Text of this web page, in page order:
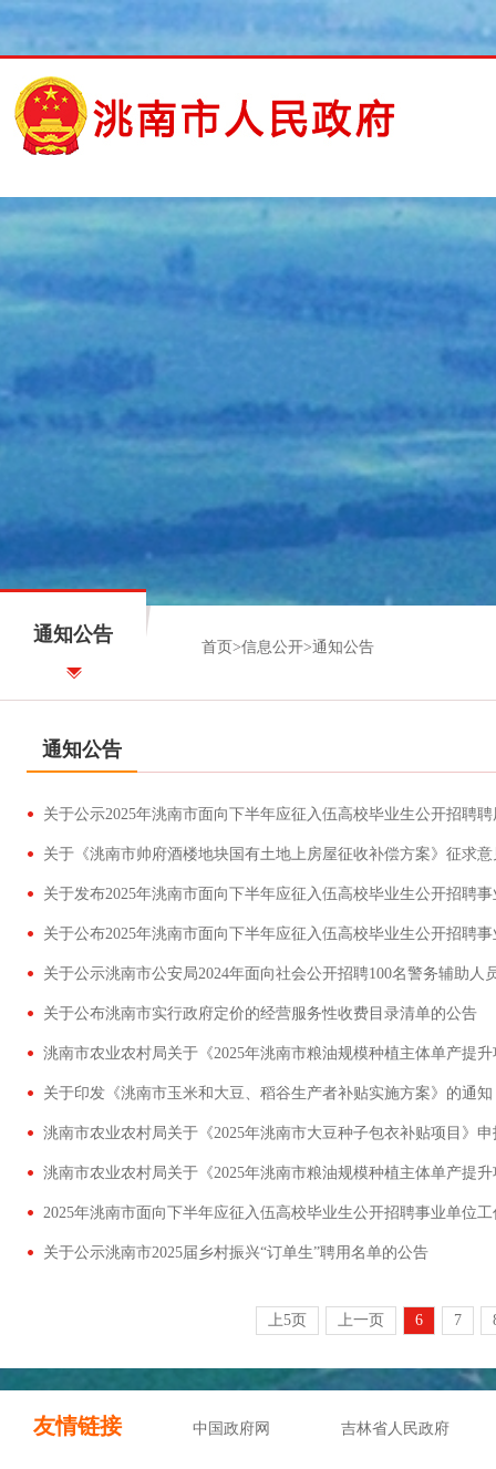
通知公告
首页 >信息公开>通知公告
通知公告
关于公示2025年洮南市面向下半年应征入伍高校毕业生公开招聘
关于《洮南市帅府酒楼地块国有土地上房屋征收补偿方案》征求
关于公示洮南市公安局2024年面向社会公开招聘100名警务辅助人
关于公布洮南市实行政府定价的经营服务性收费目录清单的公告
洮南市农业农村局关于《2025年洮南市粮油规模种植主体单产提
关于印发《洮南市玉米和大豆、稻谷生产者补贴实施方案》的通知
洮南市农业农村局关于《2025年洮南市大豆种子包衣补贴项目》
洮南市农业农村局关于《2025年洮南市粮油规模种植主体单产提
2025年洮南市面向下半年应征入伍高校毕业生公开招聘事业单位
关于公示洮南市2025届乡村振兴“订单生”聘用名单的公告
上5页 上一页 6 7
友情链接 中国政府网 吉林省人民政府